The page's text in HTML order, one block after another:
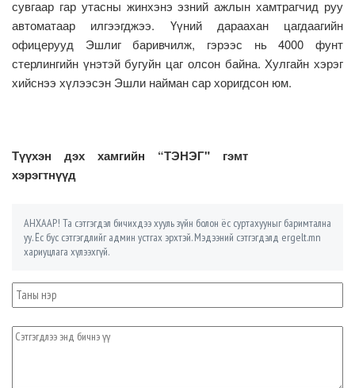
сувгаар гар утасны жинхэнэ эзний ажлын хамтрагчид руу
автоматаар илгээгджээ. Үүний дараахан цагдаагийн
офицерууд Эшлиг баривчилж, гэрээс нь 4000 фунт
стерлингийн үнэтэй бугуйн цаг олсон байна. Хулгайн хэрэг
хийснээ хүлээсэн Эшли найман сар хоригдсон юм.
Түүхэн дэх хамгийн “ТЭНЭГ" гэмт
хэрэгтнүүд
АНХААР! Та сэтгэгдэл бичихдээ хууль зүйн болон ёс суртахууныг баримтална
уу. Ёс бус сэтгэгдлийг админ устгах эрхтэй. Мэдээний сэтгэгдэлд ergelt.mn
хариуцлага хүлээхгүй.